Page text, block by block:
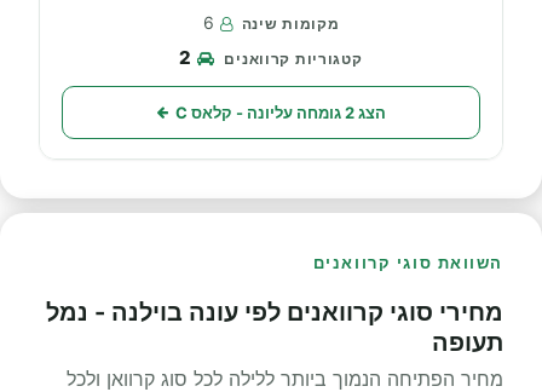
6
2
הצג 2 גומחה עליונה - קלאס C
השוואת סוגי קרוואנים
מחירי סוגי קרוואנים לפי עונה בוילנה - נמל
תעופה
מחיר הפתיחה הנמוך ביותר ללילה לכל סוג קרוואן ולכל